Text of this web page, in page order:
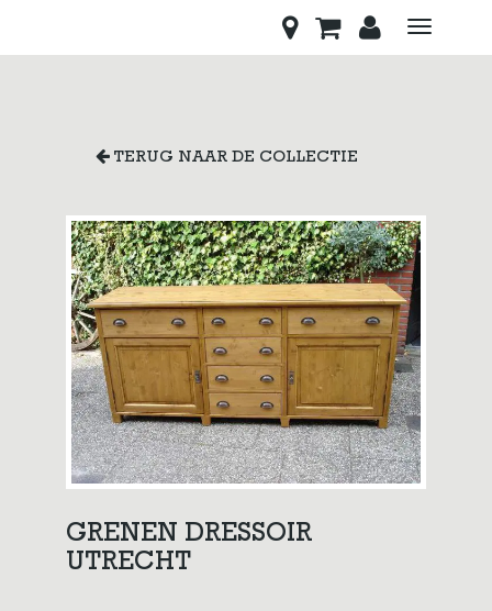
Toggle
TERUG NAAR DE COLLECTIE
GRENEN DRESSOIR
UTRECHT